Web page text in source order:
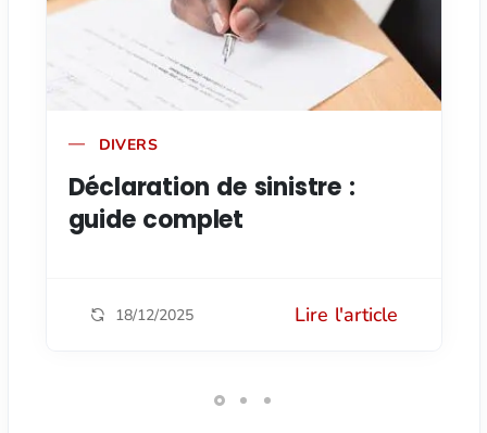
DIVERS
Déclaration de sinistre :
guide complet
18/12/2025 Lire l'article